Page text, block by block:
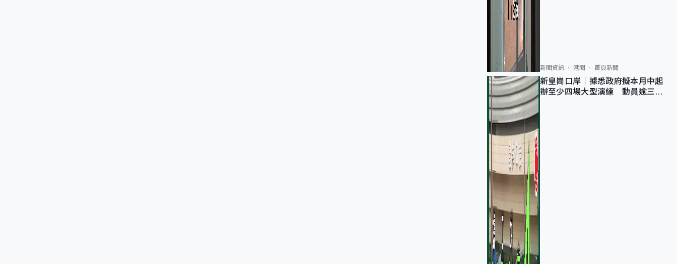
新聞資訊 港聞 首頁新聞
新皇崗口岸｜據悉政府擬本月中起
辦至少四場大型演練 動員逾三萬